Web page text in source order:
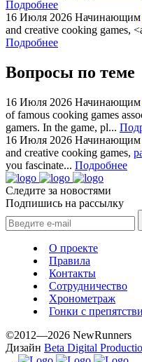
+maserati
online
for
sale.
hilarity
exceptional
method.
with
the
best
prices.
Подробнее
16 Июля 2026 Начинающим
and creative cooking games,
Подробнее
Вопросы по теме
16 Июля 2026 Начинающим
of famous cooking games
gamers. In the game, pl...
16 Июля 2026 Начинающим
and creative cooking games,
you fascinate... Подробнее
Следите за новостями
Подпишись на рассылку
О проекте
Правила
Контакты
Сотрудничество
Хронометраж
Гонки с
©2012—2026 NewRunners
Дизайн Beta Digital